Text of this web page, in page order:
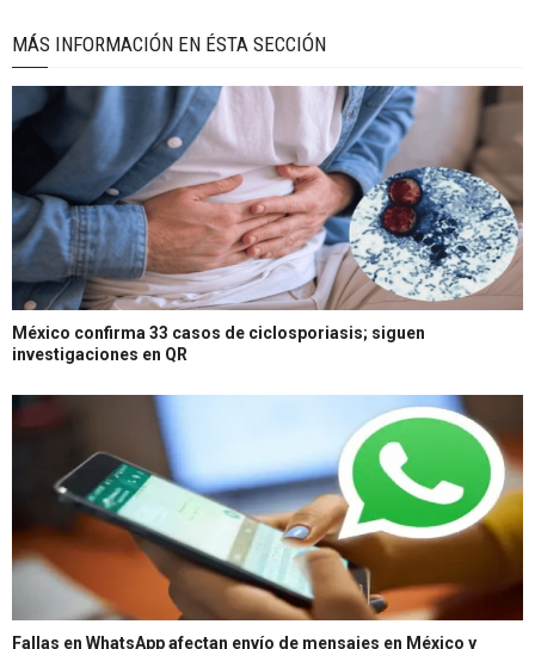
MÁS INFORMACIÓN EN ÉSTA SECCIÓN
México confirma 33 casos de ciclosporiasis; siguen
investigaciones en QR
Fallas en WhatsApp afectan envío de mensajes en México y